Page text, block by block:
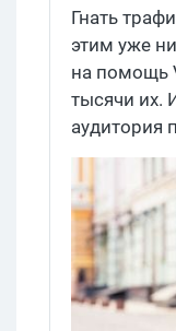
Гнать
этим уже
на помощь
тысячи их.
аудитория
Пашкин
же Advert
среднем 3-
сладкий
грамотно